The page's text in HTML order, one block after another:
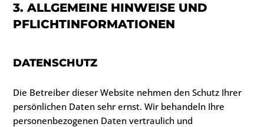
3. ALLGEMEINE HINWEISE UND
PFLICHTINFORMATIONEN
DATENSCHUTZ
Die Betreiber dieser Website nehmen den Schutz Ihrer
persönlichen Daten sehr ernst. Wir behandeln Ihre
personenbezogenen Daten vertraulich und